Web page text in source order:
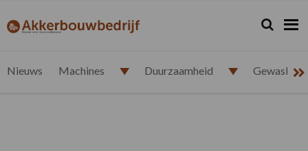
de
de
de
de
akkerbouwbedrijf.nl Zoeken...
Zoek
Nieuws Machines Duurzaamheid